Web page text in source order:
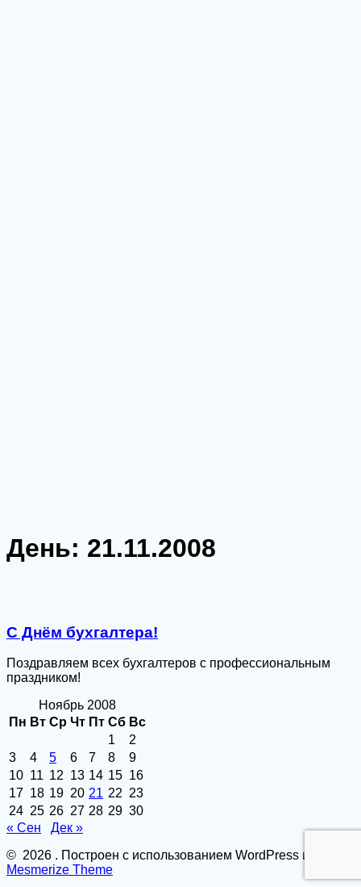
День: 21.11.2008
С Днём бухгалтера!
Поздравляем всех бухгалтеров с профессиональным
праздником!
Ноябрь 2008
Пн Вт Ср Чт Пт Сб Вс
1
2
3
4 5 6 7 8
9
10 11 12 13 14 15 16
17 18 19 20 21 22 23
24 25 26 27 28 29 30
« Сен
Дек »
© 2026 . Построен с использованием WordPress и
Mesmerize Theme